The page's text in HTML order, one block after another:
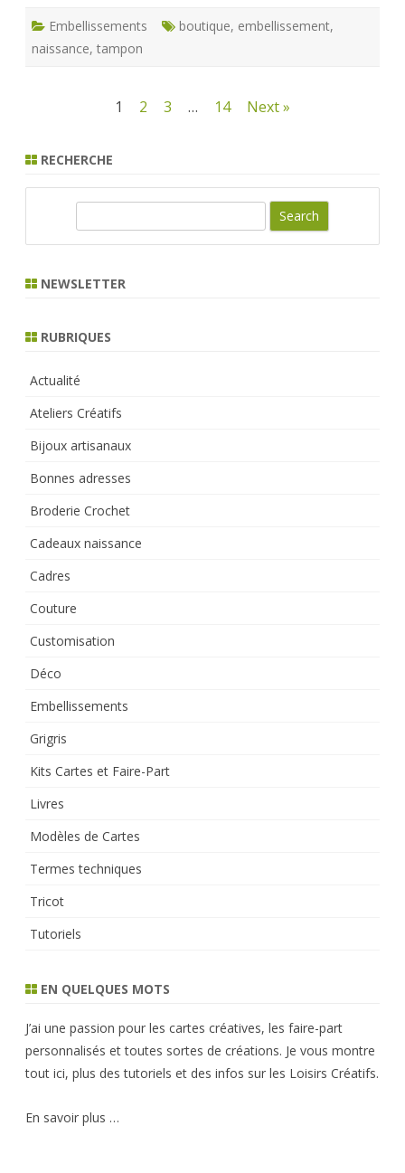
Embellissements boutique, embellissement,
naissance, tampon
publications
1 2 3 … 14 Next »
RECHERCHE
r
NEWSLETTER
RUBRIQUES
Actualité
Ateliers Créatifs
Bijoux artisanaux
Bonnes adresses
Broderie Crochet
Cadeaux naissance
Cadres
Couture
Customisation
Déco
Embellissements
Grigris
Kits Cartes et Faire-Part
Livres
Modèles de Cartes
Termes techniques
Tricot
Tutoriels
EN QUELQUES MOTS
J’ai une passion pour les cartes créatives, les faire-part
personnalisés et toutes sortes de créations. Je vous montre
tout ici, plus des tutoriels et des infos sur les Loisirs Créatifs.
En savoir plus …